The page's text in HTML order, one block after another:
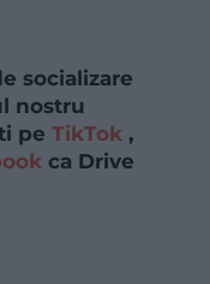
socializare
nostru
pe TikTok ,
ca Drive